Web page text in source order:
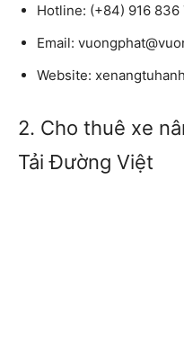
Hotline: (+84) 916 836
Email:
Website:
2. Cho thuê xe
Tải Đường Việt